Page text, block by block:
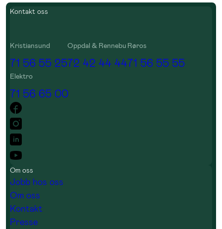
Kontakt oss
Kristiansund
71 56 55 25
Oppdal & Rennebu
72 42 44 44
Røros
71 56 55 55
Elektro
71 56 65 00
Om oss
Jobb hos oss
Om oss
Kontakt
Presse